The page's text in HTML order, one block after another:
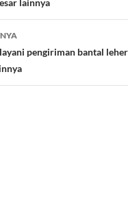
lainnya
pengiriman bantal